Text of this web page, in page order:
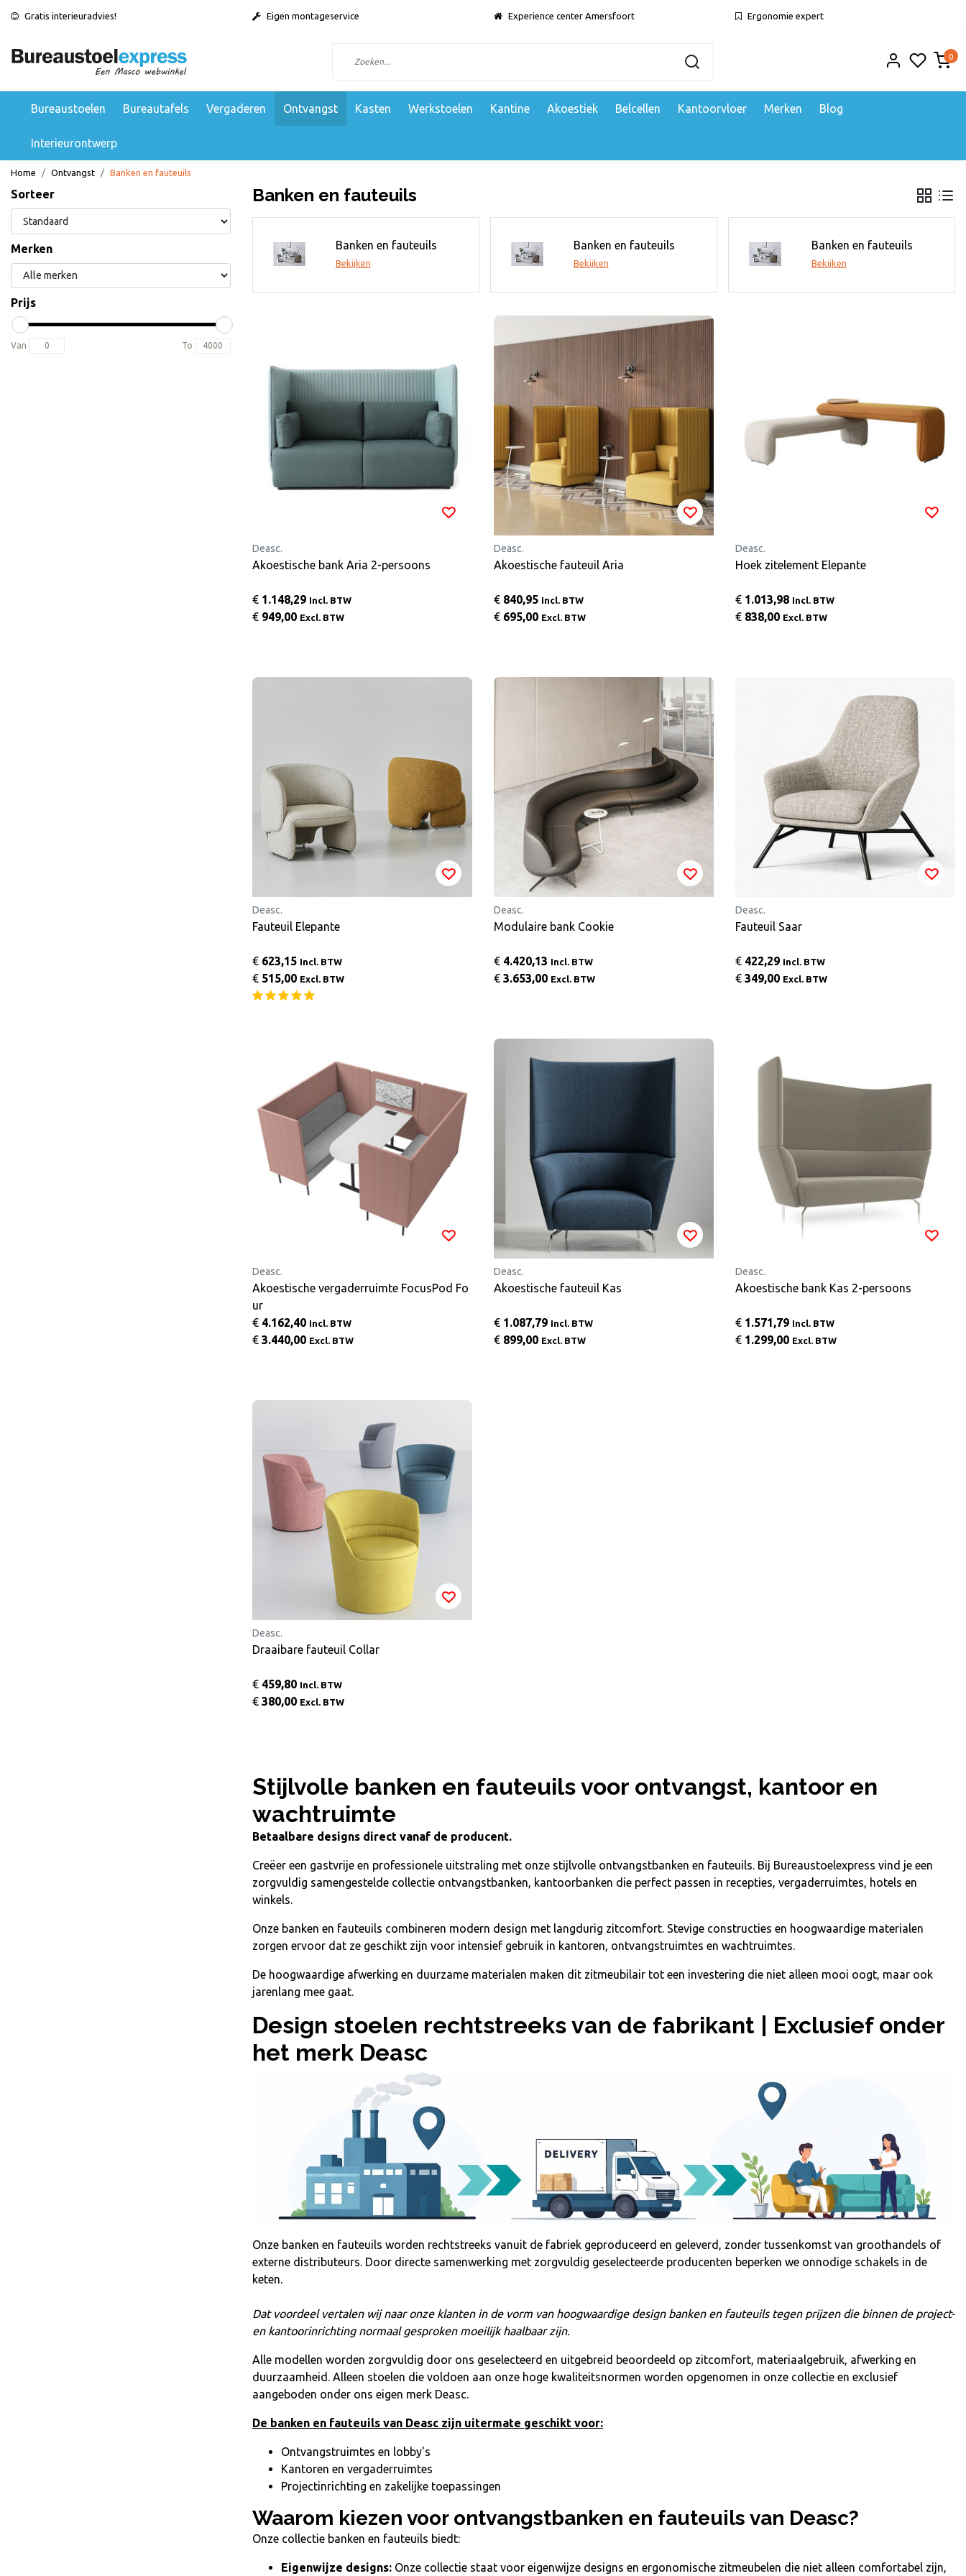
Gratis interieuradvies! Eigen montageservice Experience center Amersfoort Ergonomie expert
0
Bureaustoelen Bureautafels Vergaderen Ontvangst Kasten Werkstoelen Kantine Akoestiek Belcellen Kantoorvloer Merken Blog
Interieurontwerp
Home Ontvangst Banken en fauteuils
Sorteer
Merken
Prijs
Van To
Banken en fauteuils
Bekijken
Banken en fauteuils
Bekijken
Banken en fauteuils
Bekijken
Banken en fauteuils
Bekijken
Deasc.
Akoestische bank Aria 2-persoons
€ 1.148,29 Incl. BTW
€ 949,00 Excl. BTW
Deasc.
Akoestische fauteuil Aria
€ 840,95 Incl. BTW
€ 695,00 Excl. BTW
Deasc.
Hoek zitelement Elepante
€ 1.013,98 Incl. BTW
€ 838,00 Excl. BTW
Deasc.
Fauteuil Elepante
€ 623,15 Incl. BTW
€ 515,00 Excl. BTW
Deasc.
Modulaire bank Cookie
€ 4.420,13 Incl. BTW
€ 3.653,00 Excl. BTW
Deasc.
Fauteuil Saar
€ 422,29 Incl. BTW
€ 349,00 Excl. BTW
Deasc.
Akoestische vergaderruimte FocusPod Fo
ur
€ 4.162,40 Incl. BTW
€ 3.440,00 Excl. BTW
Deasc.
Akoestische fauteuil Kas
€ 1.087,79 Incl. BTW
€ 899,00 Excl. BTW
Deasc.
Akoestische bank Kas 2-persoons
€ 1.571,79 Incl. BTW
€ 1.299,00 Excl. BTW
Deasc.
Draaibare fauteuil Collar
€ 459,80 Incl. BTW
€ 380,00 Excl. BTW
Stijlvolle banken en fauteuils voor ontvangst, kantoor en
wachtruimte
Betaalbare designs direct vanaf de producent.
Creëer een gastvrije en professionele uitstraling met onze stijlvolle ontvangstbanken en fauteuils. Bij Bureaustoelexpress vind je een
zorgvuldig samengestelde collectie ontvangstbanken, kantoorbanken die perfect passen in recepties, vergaderruimtes, hotels en
winkels.
Onze banken en fauteuils combineren modern design met langdurig zitcomfort. Stevige constructies en hoogwaardige materialen
zorgen ervoor dat ze geschikt zijn voor intensief gebruik in kantoren, ontvangstruimtes en wachtruimtes.
De hoogwaardige afwerking en duurzame materialen maken dit zitmeubilair tot een investering die niet alleen mooi oogt, maar ook
jarenlang mee gaat.
Design stoelen rechtstreeks van de fabrikant | Exclusief onder
het merk Deasc
Onze banken en fauteuils worden rechtstreeks vanuit de fabriek geproduceerd en geleverd, zonder tussenkomst van groothandels of
externe distributeurs. Door directe samenwerking met zorgvuldig geselecteerde producenten beperken we onnodige schakels in de
keten.
Dat voordeel vertalen wij naar onze klanten in de vorm van hoogwaardige design banken en fauteuilstegen prijzen die binnen de project-
en kantoorinrichting normaal gesproken moeilijk haalbaar zijn.
Alle modellen worden zorgvuldig door ons geselecteerd en uitgebreid beoordeeld op zitcomfort, materiaalgebruik, afwerking en
duurzaamheid. Alleen stoelen die voldoen aan onze hoge kwaliteitsnormen worden opgenomen in onze collectie en exclusief
aangeboden onder ons eigen merk Deasc.
De banken en fauteuils van Deasc zijn uitermate geschikt voor:
Ontvangstruimtes en lobby's
Kantoren en vergaderruimtes
Projectinrichting en zakelijke toepassingen
Waarom kiezen voor ontvangstbanken en fauteuils van Deasc?
Onze collectie banken en fauteuils biedt:
Eigenwijze designs: Onze collectie staat voor eigenwijze designs en ergonomische zitmeubelen die niet alleen comfortabel zijn,